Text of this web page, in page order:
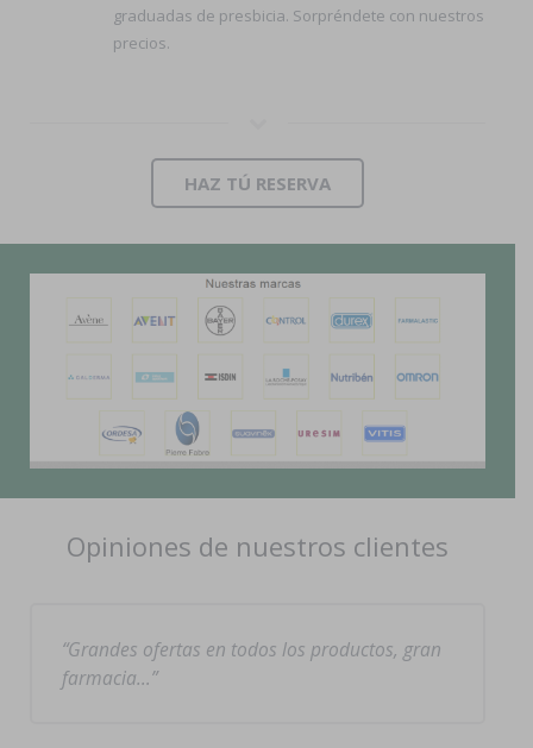
graduadas de presbicia. Sorpréndete con nuestros
precios.
HAZ TÚ RESERVA
Opiniones de nuestros clientes
Grandes ofertas en todos los productos, gran
farmacia…